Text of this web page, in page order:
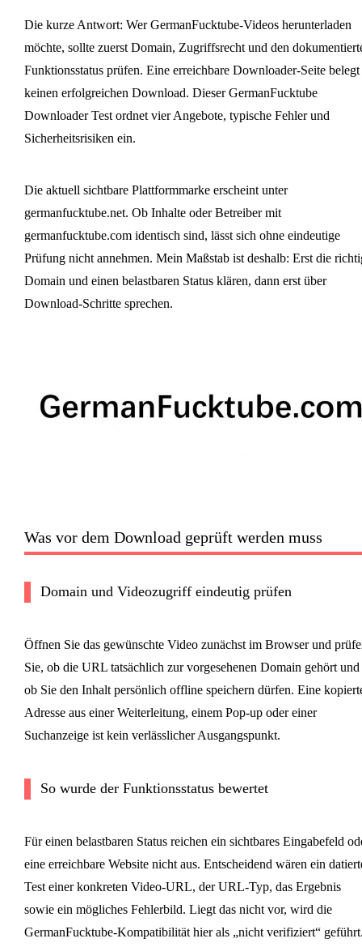
Die kurze Antwort: Wer GermanFucktube-Videos herunterladen
möchte, sollte zuerst Domain, Zugriffsrecht und den
Funktionsstatus prüfen. Eine erreichbare Downloader-Seite belegt
keinen erfolgreichen Download. Dieser GermanFucktube
Downloader Test ordnet vier Angebote, typische Fehler und
Sicherheitsrisiken ein.
Die aktuell sichtbare Plattformmarke erscheint unter
germanfucktube.net. Ob Inhalte oder Betreiber mit
germanfucktube.com identisch sind, lässt sich ohne eindeutige
Prüfung nicht annehmen. Mein Maßstab ist deshalb: Erst die
Domain und einen belastbaren Status klären, dann erst über
Download-Schritte sprechen.
Was vor dem Download geprüft werden muss
Domain und Videozugriff eindeutig prüfen
Öffnen Sie das gewünschte Video zunächst im Browser und
Sie, ob die URL tatsächlich zur vorgesehenen Domain gehört und
ob Sie den Inhalt persönlich offline speichern dürfen. Eine
Adresse aus einer Weiterleitung, einem Pop-up oder einer
Suchanzeige ist kein verlässlicher Ausgangspunkt.
So wurde der Funktionsstatus bewertet
Für einen belastbaren Status reichen ein sichtbares Eingabefeld
eine erreichbare Website nicht aus. Entscheidend wären ein
Test einer konkreten Video-URL, der URL-Typ, das Ergebnis
sowie ein mögliches Fehlerbild. Liegt das nicht vor, wird die
GermanFucktube-Kompatibilität hier als „nicht verifiziert“